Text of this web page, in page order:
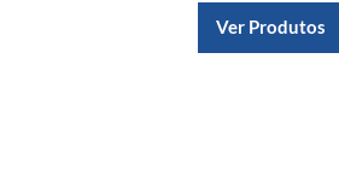
Ver Produtos